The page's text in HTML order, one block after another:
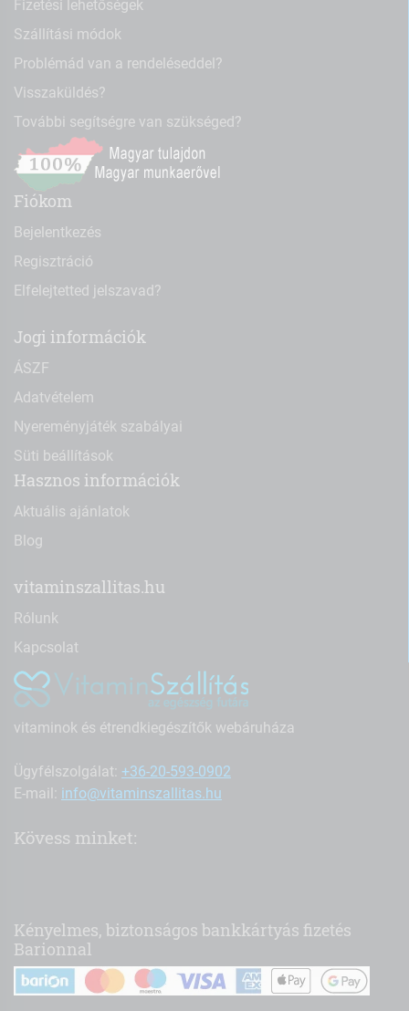
Fizetési lehetőségek
Szállítási módok
Problémád van a rendeléseddel?
Visszaküldés?
További segítségre van szükséged?
Fiókom
Bejelentkezés
Regisztráció
Elfelejtetted jelszavad?
Jogi információk
ÁSZF
Adatvételem
Nyereményjáték szabályai
Süti beállítások
Hasznos információk
Aktuális ajánlatok
Blog
vitaminszallitas.hu
Rólunk
Kapcsolat
vitaminok és étrendkiegészítők webáruháza
Ügyfélszolgálat: +36-20-593-0902
E-mail: info@vitaminszallitas.hu
Kövess minket:
Kényelmes, biztonságos bankkártyás fizetés
Barionnal